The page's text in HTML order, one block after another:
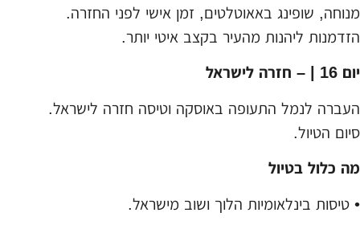
מנוחה, שופינג באאוטלטים, זמן אישי לפני החזרה.
הזדמנות ליהנות מהעיר בקצב איטי יותר.
יום 16 | – חזרה לישראל
העברה לנמל התעופה באוסקה וטיסה חזרה לישראל.
סיום הטיול.
מה כלול בטיול
• טיסות בינלאומיות הלוך ושוב מישראל.